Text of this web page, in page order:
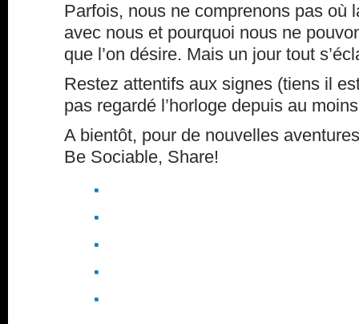
Parfois, nous ne comprenons pas où
avec nous et pourquoi nous ne
que l’on désire. Mais un jour tout
Restez attentifs aux signes (tiens il
pas regardé l’horloge depuis au
A bientôt, pour de nouvelles
Be Sociable, Share!